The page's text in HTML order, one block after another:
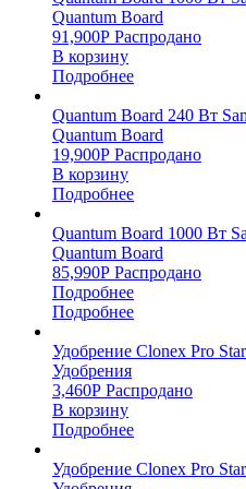
Quantum Board
91,900Р Распродано
В корзину
Подробнее
Quantum Board 240 Вт
Quantum Board
19,900Р Распродано
В корзину
Подробнее
Quantum Board 1000 Вт
Quantum Board
85,990Р Распродано
Подробнее
Подробнее
Удобрение Clonex Pro
Удобрения
3,460Р Распродано
В корзину
Подробнее
Удобрение Clonex Pro